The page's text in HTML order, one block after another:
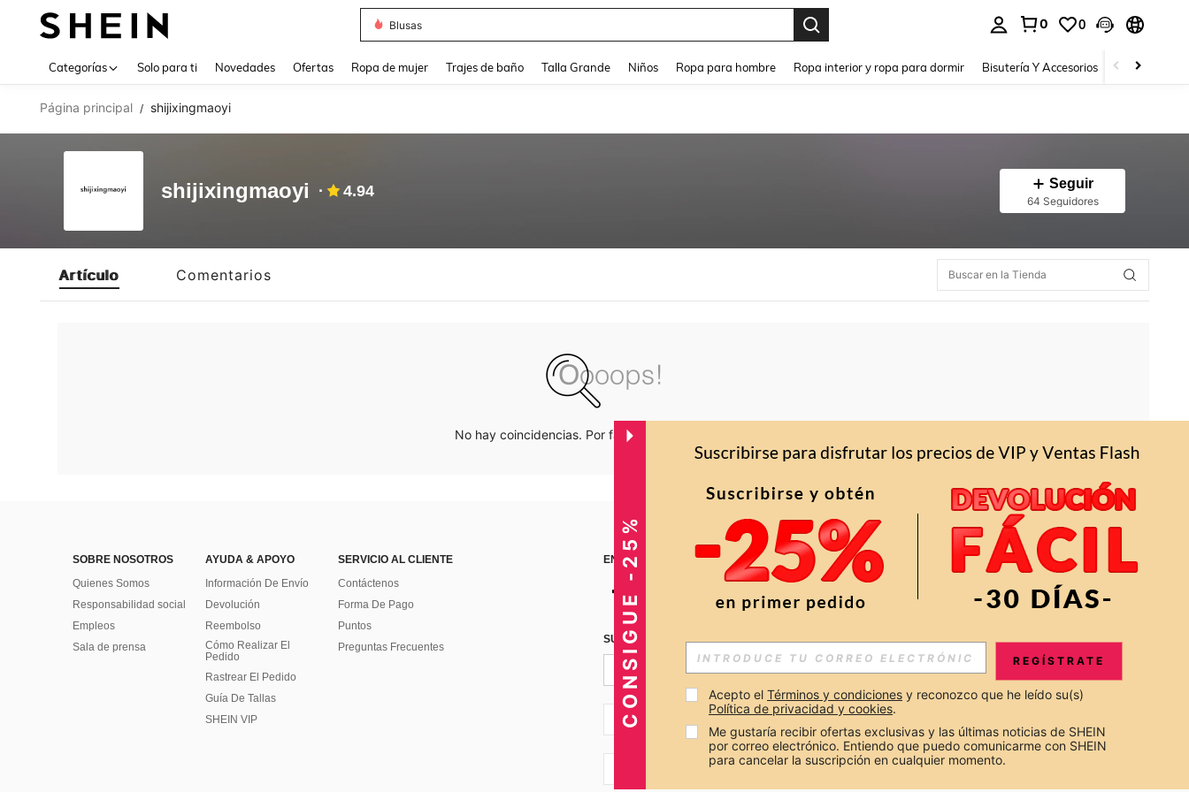
Blusas
0 0
Categorías Solo para ti Novedades Ofertas Ropa de mujer Trajes de baño Talla Grande Niños Ropa para hombre Ropa interior y ropa para dormir Bisutería Y Accesorios Zapatos
Página principal / shijixingmaoyi
shijixingmaoyi 4.94 Seguir
64 Seguidores
Artículo Comentarios
No hay coincidencias. Por favor inténtalo de nuevo.
SOBRE NOSOTROS
Quienes Somos
Responsabilidad social
Empleos
Sala de prensa
AYUDA & APOYO
Información De Envío
Devolución
Reembolso
Cómo Realizar El
Pedido
Rastrear El Pedido
Guía De Tallas
SHEIN VIP
SERVICIO AL CLIENTE
Contáctenos
Forma De Pago
Puntos
Preguntas Frecuentes
ENCUÉNTRANOS EN APP
SUSCRÍBETE PARA RECIBIR OFERTAS EXCLUSIVAS, PROMOCIONES Y NOTICIAS DE SHEIN
CO + 57
CONSIGUE -25% REGÍSTRATE
Acepto el Términos y condiciones y reconozco que he leído su(s)
Política de privacidad y cookies.
Me gustaría recibir ofertas exclusivas y las últimas noticias de SHEIN
por correo electrónico. Entiendo que puedo comunicarme con SHEIN
para cancelar la suscripción en cualquier momento.